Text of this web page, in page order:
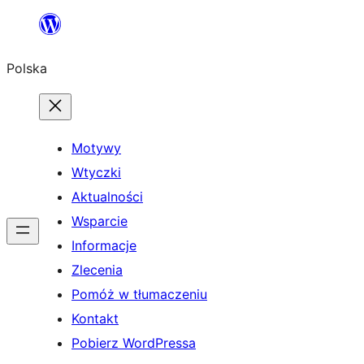
Przejdź
treści
Polska
Motywy
Wtyczki
Aktualności
Wsparcie
Informacje
Zlecenia
Pomóż w tłumaczeniu
Kontakt
Pobierz WordPressa